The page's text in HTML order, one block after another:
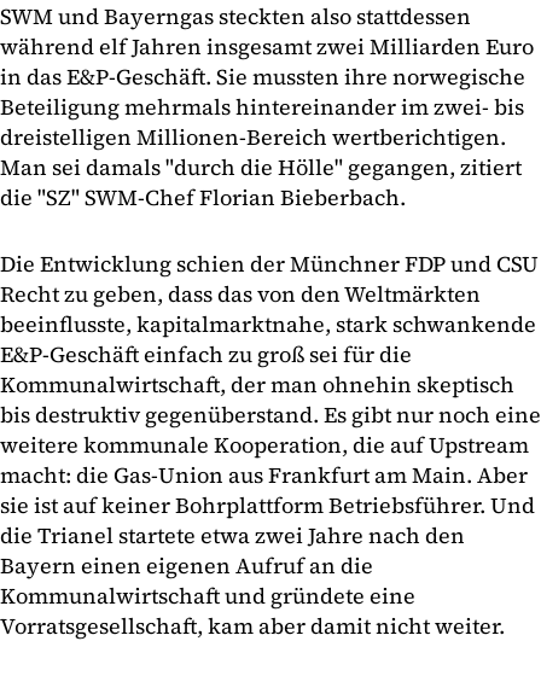
SWM und Bayerngas steckten also stattdessen
während elf Jahren insgesamt zwei Milliarden Euro
in das E&P-Geschäft. Sie mussten ihre norwegische
Beteiligung mehrmals hintereinander im zwei- bis
dreistelligen Millionen-Bereich wertberichtigen.
Man sei damals "durch die Hölle" gegangen, zitiert
die "SZ" SWM-Chef Florian Bieberbach.
Die Entwicklung schien der Münchner FDP und CSU
Recht zu geben, dass das von den Weltmärkten
beeinflusste, kapitalmarktnahe, stark schwankende
E&P-Geschäft einfach zu groß sei für die
Kommunalwirtschaft, der man ohnehin skeptisch
bis destruktiv gegenüberstand. Es gibt nur noch eine
weitere kommunale Kooperation, die auf Upstream
macht: die Gas-Union aus Frankfurt am Main. Aber
sie ist auf keiner Bohrplattform Betriebsführer. Und
die Trianel startete etwa zwei Jahre nach den
Bayern einen eigenen Aufruf an die
Kommunalwirtschaft und gründete eine
Vorratsgesellschaft, kam aber damit nicht weiter.